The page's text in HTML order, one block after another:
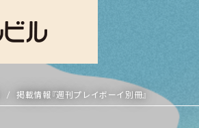
掲載情報『週刊プレイボーイ別冊』